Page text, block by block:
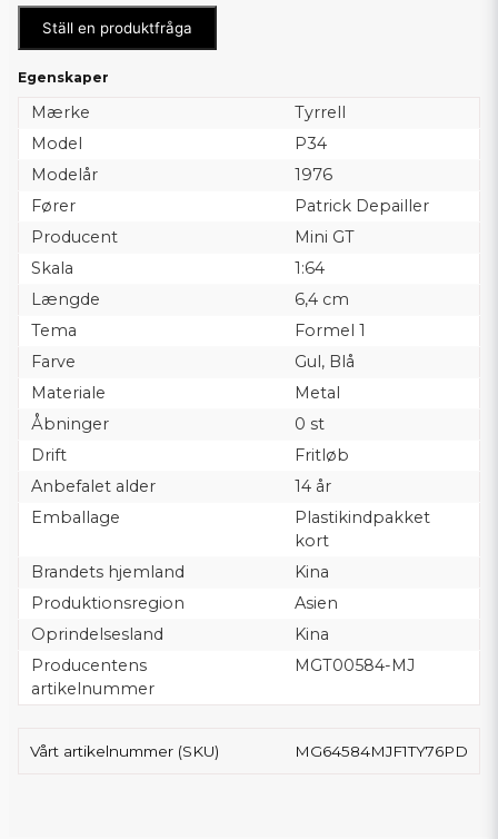
Ställ en produktfråga
Egenskaper
Mærke
Tyrrell
Model
P34
Modelår
1976
Fører
Patrick Depailler
Producent
Mini GT
Skala
1:64
Længde
6,4 cm
Tema
Formel 1
Farve
Gul, Blå
Materiale
Metal
Åbninger
0 st
Drift
Fritløb
Anbefalet alder
14 år
Emballage
Plastikindpakket
kort
Brandets hjemland
Kina
Produktionsregion
Asien
Oprindelsesland
Kina
Producentens
artikelnummer
MGT00584-MJ
Vårt artikelnummer (SKU) MG64584MJF1TY76PD